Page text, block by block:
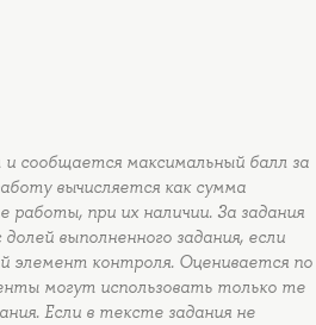
сообщается максимальный балл за
вычисляется как сумма
при их наличии. За задания
выполненного задания, если
элемент контроля. Оценивается по
могут использовать только те
Если в тексте задания не